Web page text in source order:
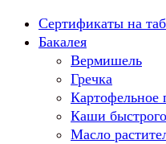
Перейти
содержанию
Сертификаты на
Бакалея
Вермишель
Гречка
Картофельное
Каши
Масло